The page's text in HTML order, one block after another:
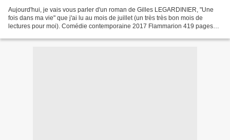
Aujourd'hui, je vais vous parler d'un roman de Gilles LEGARDINIER, "Une
fois dans ma vie" que j'ai lu au mois de juillet (un très très bon mois de
lectures pour moi). Comédie contemporaine 2017 Flammarion 419 pages